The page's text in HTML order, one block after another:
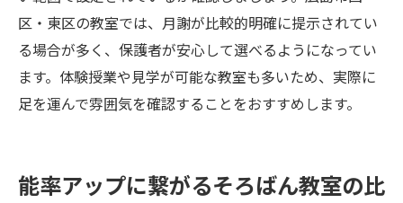
区・東区の教室では、月謝が比較的明確に提示されてい
る場合が多く、保護者が安心して選べるようになってい
ます。体験授業や見学が可能な教室も多いため、実際に
足を運んで雰囲気を確認することをおすすめします。
能率アップに繋がるそろばん教室の比